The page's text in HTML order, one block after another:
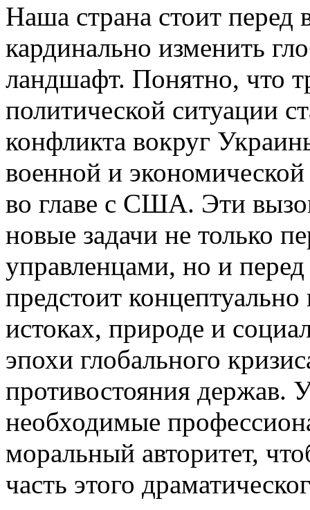
Наша страна стоит
кардинально изменить
ландшафт. Понятно, что
политической ситуации
конфликта вокруг
военной и
во главе с США. Эти
новые задачи не только
управленцами, но и
предстоит
истоках, природе и
эпохи глобального
противостояния держав.
необходимые
моральный авторитет,
часть этого